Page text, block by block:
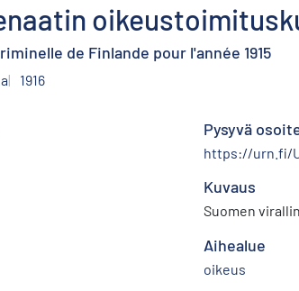
de Finlande pour l'année 1915
1916
Pysyvä
https://urn.fi/
Kuvaus
Suomen
Aihealue
oikeus